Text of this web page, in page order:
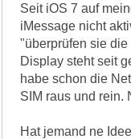
Seit iOS 7 auf
iMessage nicht
"überprüfen sie
Display steht seit
habe schon die
SIM raus und rein.
Hat jemand ne